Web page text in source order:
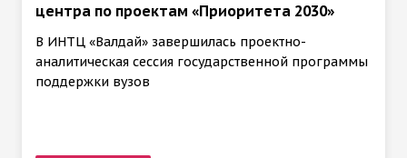
центра по проектам «Приоритета 2030»
В ИНТЦ «Валдай» завершилась проектно-
аналитическая сессия государственной программы
поддержки вузов